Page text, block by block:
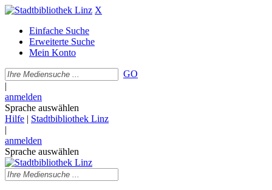
X
Einfache Suche
Erweiterte Suche
Mein Konto
GO
|
anmelden
Sprache auswählen
Hilfe | Stadtbibliothek Linz
|
anmelden
Sprache auswählen